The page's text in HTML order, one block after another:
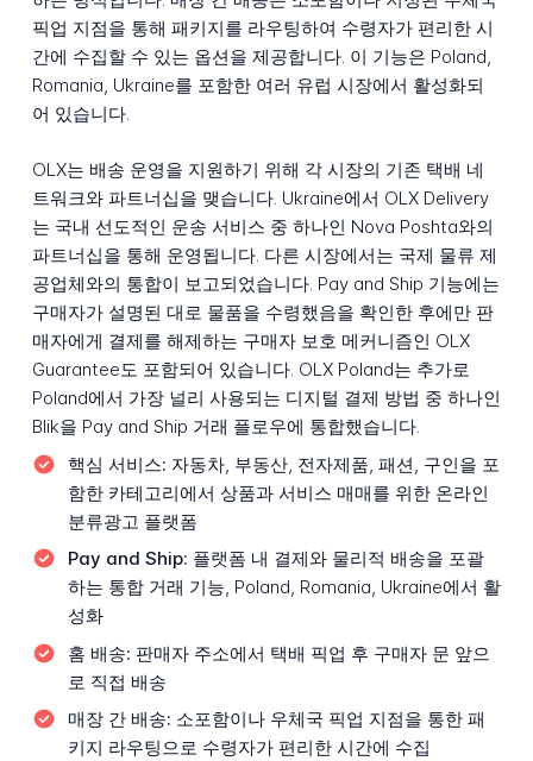
픽업 지점을 통해 패키지를 라우팅하여 수령자가 편리한 시
간에 수집할 수 있는 옵션을 제공합니다. 이 기능은 Poland,
Romania, Ukraine를 포함한 여러 유럽 시장에서 활성화되
어 있습니다.
OLX는 배송 운영을 지원하기 위해 각 시장의 기존 택배 네
트워크와 파트너십을 맺습니다. Ukraine에서 OLX Delivery
는 국내 선도적인 운송 서비스 중 하나인 Nova Poshta와의
파트너십을 통해 운영됩니다. 다른 시장에서는 국제 물류 제
공업체와의 통합이 보고되었습니다. Pay and Ship 기능에는
구매자가 설명된 대로 물품을 수령했음을 확인한 후에만 판
매자에게 결제를 해제하는 구매자 보호 메커니즘인 OLX
Guarantee도 포함되어 있습니다. OLX Poland는 추가로
Poland에서 가장 널리 사용되는 디지털 결제 방법 중 하나인
Blik을 Pay and Ship 거래 플로우에 통합했습니다.
핵심 서비스: 자동차, 부동산, 전자제품, 패션, 구인을 포
함한 카테고리에서 상품과 서비스 매매를 위한 온라인
분류광고 플랫폼
Pay and Ship: 플랫폼 내 결제와 물리적 배송을 포괄
하는 통합 거래 기능, Poland, Romania, Ukraine에서 활
성화
홈 배송: 판매자 주소에서 택배 픽업 후 구매자 문 앞으
로 직접 배송
매장 간 배송: 소포함이나 우체국 픽업 지점을 통한 패
키지 라우팅으로 수령자가 편리한 시간에 수집